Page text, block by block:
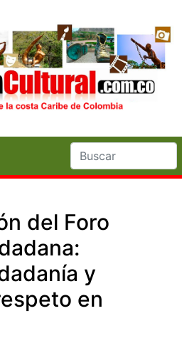
del Foro
y
en